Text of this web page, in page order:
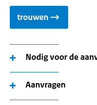
trouwen
Nodig voor de
Aanvragen